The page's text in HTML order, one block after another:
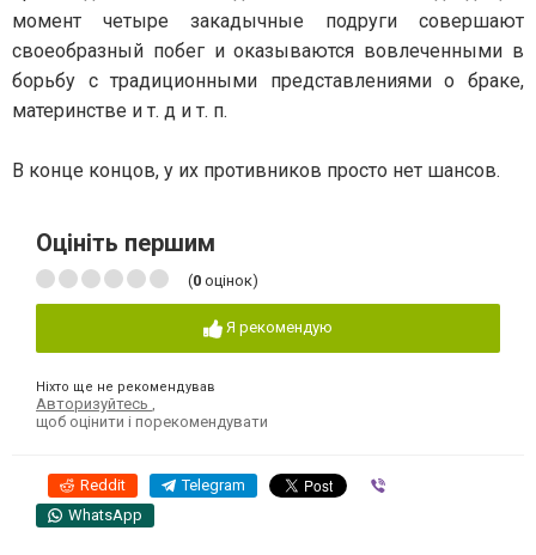
момент четыре закадычные подруги совершают
своеобразный побег и оказываются вовлеченными в
борьбу с традиционными представлениями о браке,
материнстве и т. д и т. п.
В конце концов, у их противников просто нет шансов.
Оцініть першим
(0 оцінок)
Я рекомендую
Ніхто ще не рекомендував
Авторизуйтесь
щоб оцінити і порекомендувати
Reddit Telegram
WhatsApp